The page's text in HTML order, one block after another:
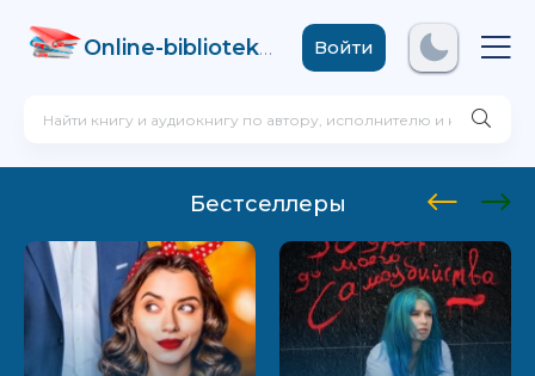
Online-biblioteka .comВойти
Бестселлеры